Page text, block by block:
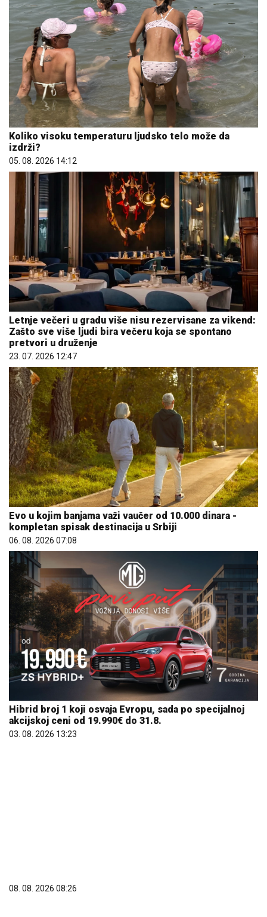
Koliko visoku temperaturu ljudsko telo može da
izdrži?
05. 08. 2026 14:12
Letnje večeri u gradu više nisu rezervisane za vikend:
Zašto sve više ljudi bira večeru koja se spontano
pretvori u druženje
23. 07. 2026 12:47
Evo u kojim banjama važi vaučer od 10.000 dinara -
kompletan spisak destinacija u Srbiji
06. 08. 2026 07:08
Hibrid broj 1 koji osvaja Evropu, sada po specijalnoj
akcijskoj ceni od 19.990€ do 31.8.
03. 08. 2026 13:23
08. 08. 2026 08:26